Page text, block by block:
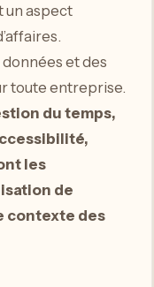
un aspect
et des
toute entreprise.
du temps,
les
de
contexte des